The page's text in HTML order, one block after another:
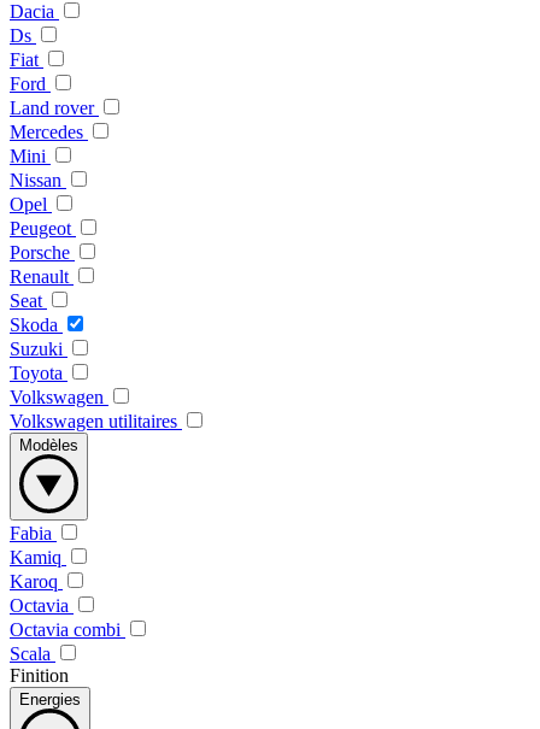
Dacia
Ds
Fiat
Ford
Land rover
Mercedes
Mini
Nissan
Opel
Peugeot
Porsche
Renault
Seat
Skoda
Suzuki
Toyota
Volkswagen
Volkswagen utilitaires
Modèles
Fabia
Kamiq
Karoq
Octavia
Octavia combi
Scala
Finition
Energies